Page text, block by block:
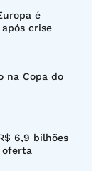
é
crise
na Copa do
6,9 bilhões
oferta